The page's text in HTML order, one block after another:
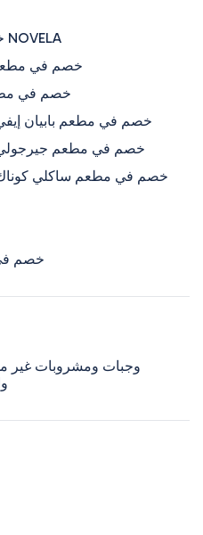
%10 خصم في تأجير السيارات NOVELA
%10 خصم في
%10 خصم
%10 خصم في مطعم بابيان
%10 خصم في مطعم
%10 خصم في مطعم ساكلي
%10
وجبات ومشروبات غير